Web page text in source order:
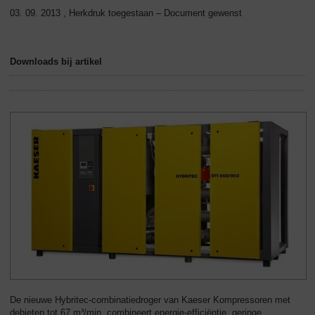
03. 09. 2013 , Herkdruk toegestaan – Document gewenst
Downloads bij artikel
De nieuwe Hybritec-combinatiedroger van Kaeser Kompressoren met
debieten tot 67 m³/min, combineert energie-efficiëntie, geringe